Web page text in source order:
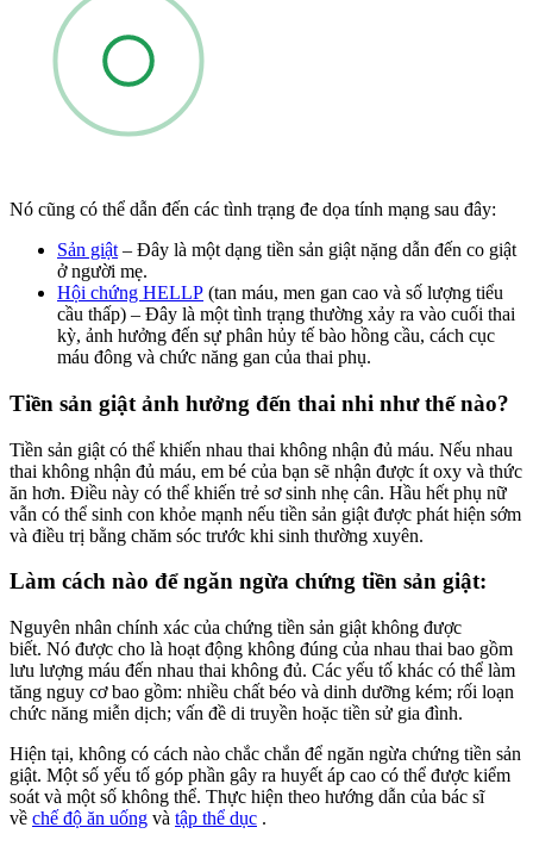
Nó cũng có thể dẫn đến các tình trạng đe dọa tính mạng sau đây:
Sản giật – Đây là một dạng tiền sản giật nặng dẫn đến co giật
ở người mẹ.
Hội chứng HELLP (tan máu, men gan cao và số lượng tiểu
cầu thấp) – Đây là một tình trạng thường xảy ra vào cuối thai
kỳ, ảnh hưởng đến sự phân hủy tế bào hồng cầu, cách cục
máu đông và chức năng gan của thai phụ.
Tiền sản giật ảnh hưởng đến thai nhi như thế nào?
Tiền sản giật có thể khiến nhau thai không nhận đủ máu. Nếu nhau
thai không nhận đủ máu, em bé của bạn sẽ nhận được ít oxy và thức
ăn hơn. Điều này có thể khiến trẻ sơ sinh nhẹ cân. Hầu hết phụ nữ
vẫn có thể sinh con khỏe mạnh nếu tiền sản giật được phát hiện sớm
và điều trị bằng chăm sóc trước khi sinh thường xuyên.
Làm cách nào để ngăn ngừa chứng tiền sản giật:
Nguyên nhân chính xác của chứng tiền sản giật không được
biết. Nó được cho là hoạt động không đúng của nhau thai bao gồm
lưu lượng máu đến nhau thai không đủ. Các yếu tố khác có thể làm
tăng nguy cơ bao gồm: nhiều chất béo và dinh dưỡng kém; rối loạn
chức năng miễn dịch; vấn đề di truyền hoặc tiền sử gia đình.
Hiện tại, không có cách nào chắc chắn để ngăn ngừa chứng tiền sản
giật. Một số yếu tố góp phần gây ra huyết áp cao có thể được kiểm
soát và một số không thể. Thực hiện theo hướng dẫn của bác sĩ
về chế độ ăn uống và tập thể dục .